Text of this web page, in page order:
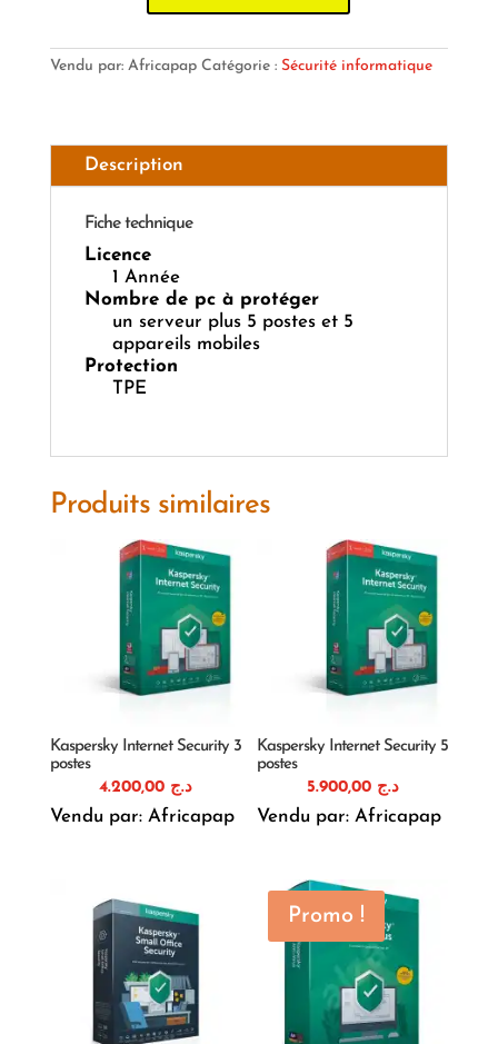
Vendu par: Africapap Catégorie : Sécurité informatique
Description
Fiche technique
Licence
1 Année
Nombre de pc à protéger
un serveur plus 5 postes et 5
appareils mobiles
Protection
TPE
Produits similaires
Kaspersky Internet Security 3
postes
د.ج 4.200,00
Vendu par: Africapap
Kaspersky Internet Security 5
postes
د.ج 5.900,00
Vendu par: Africapap
Promo !